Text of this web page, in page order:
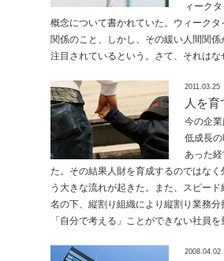
ィーク
概念について書かれていた。ウィークタ
関係のこと、しかし、その緩い人間関係
注目されているという。さて、それはな
2011.03.25
人を育
今の企
低成長
あった
た。その結果人財を育成するのではな
う大きな流れが起きた。また、スピー
名の下、縦割り組織により縦割り業務分
「自分で考える」ことができない社員を
2008.04.02